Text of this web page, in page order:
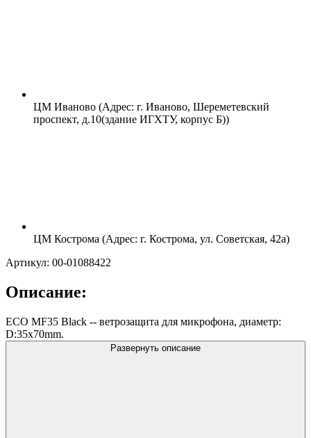
ЦМ Иваново (Адрес: г. Иваново, Шереметевский
проспект, д.10(здание ИГХТУ, корпус Б))
ЦМ Кострома (Адрес: г. Кострома, ул. Советская, 42а)
Артикул: 00-01088422
Описание:
ECO MF35 Black -- ветрозащита для микрофона, диаметр:
D:35x70mm.
Развернуть описание